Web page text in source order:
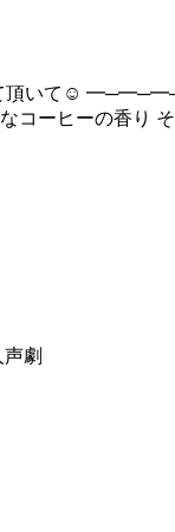
頂いて☺️
コーヒーの香り
声劇